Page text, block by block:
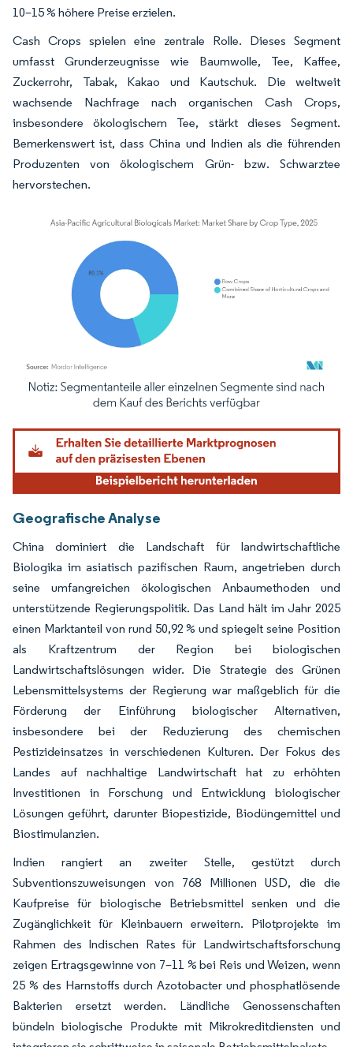
10–15 % höhere Preise erzielen.
Cash Crops spielen eine zentrale Rolle. Dieses Segment
umfasst Grunderzeugnisse wie Baumwolle, Tee, Kaffee,
Zuckerrohr, Tabak, Kakao und Kautschuk. Die weltweit
wachsende Nachfrage nach organischen Cash Crops,
insbesondere ökologischem Tee, stärkt dieses Segment.
Bemerkenswert ist, dass China und Indien als die führenden
Produzenten von ökologischem Grün- bzw. Schwarztee
hervorstechen.
Bild © Mordor Intelligence. Wiederverwendung erfordert Namensnennung
Geografische Analyse
China dominiert die Landschaft für landwirtschaftliche
Biologika im asiatisch pazifischen Raum, angetrieben durch
seine umfangreichen ökologischen Anbaumethoden und
unterstützende Regierungspolitik. Das Land hält im Jahr 2025
einen Marktanteil von rund 50,92 % und spiegelt seine Position
als Kraftzentrum der Region bei biologischen
Landwirtschaftslösungen wider. Die Strategie des Grünen
Lebensmittelsystems der Regierung war maßgeblich für die
Förderung der Einführung biologischer Alternativen,
insbesondere bei der Reduzierung des chemischen
Pestizideinsatzes in verschiedenen Kulturen. Der Fokus des
Landes auf nachhaltige Landwirtschaft hat zu erhöhten
Investitionen in Forschung und Entwicklung biologischer
Lösungen geführt, darunter Biopestizide, Biodüngemittel und
Biostimulanzien.
Indien rangiert an zweiter Stelle, gestützt durch
Subventionszuweisungen von 768 Millionen USD, die die
Kaufpreise für biologische Betriebsmittel senken und die
Zugänglichkeit für Kleinbauern erweitern. Pilotprojekte im
Rahmen des Indischen Rates für Landwirtschaftsforschung
zeigen Ertragsgewinne von 7–11 % bei Reis und Weizen, wenn
25 % des Harnstoffs durch Azotobacter und phosphatlösende
Bakterien ersetzt werden. Ländliche Genossenschaften
bündeln biologische Produkte mit Mikrokreditdiensten und